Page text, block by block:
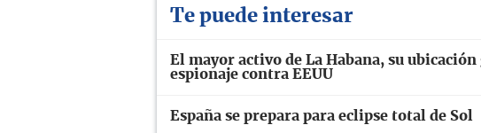
Te puede interesar
El mayor activo de La Habana, su
espionaje contra EEUU
España se prepara para eclipse total de Sol